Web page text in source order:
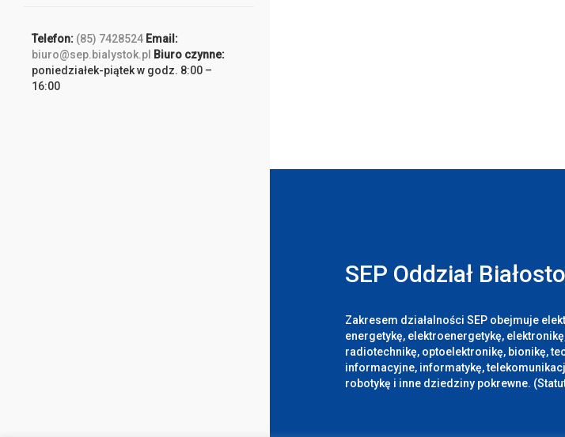
Telefon: (85) 7428524 Email:
biuro@sep.bialystok.pl
Biuro czynne:
poniedziałek-piątek w godz. 8:00 –
16:00
SEP Oddział
Zakresem działalności SEP obejmuje
energetykę, elektroenergetykę,
radiotechnikę, optoelektronikę, bionikę,
informacyjne, informatykę,
robotykę i inne dziedziny pokrewne.